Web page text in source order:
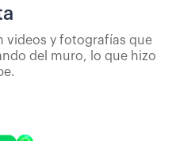
videos y fotografías que
del muro, lo que hizo